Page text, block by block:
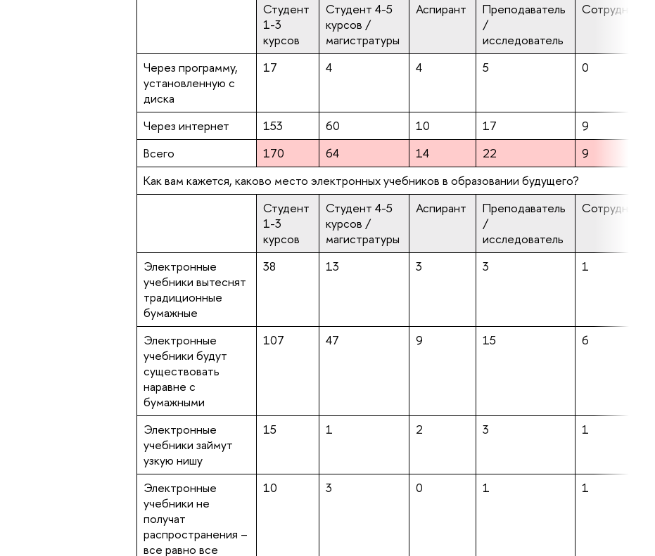
Студент
1-3
курсов
Студент 4-5
курсов /
магистратуры
Аспирант
Преподаватель
/
исследователь
Сотрудник
Через программу,
установленную с
диска
17 4 4 5 0
Через интернет 153 60 10 17 9
Всего
170 64 14 22 9
Как вам кажется, каково место электронных учебников в образовании будущего?
Студент
1-3
курсов
Студент 4-5
курсов /
магистратуры
Аспирант
Преподаватель
/
исследователь
Сотрудник
Электронные
учебники вытеснят
традиционные
бумажные
38 13 3 3 1
Электронные
учебники будут
существовать
наравне с
бумажными
107 47 9 15 6
Электронные
учебники займут
узкую нишу
15 1 2 3 1
Электронные
учебники не
получат
распространения –
все равно все
10 3 0 1 1